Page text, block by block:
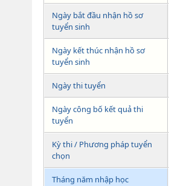
Ngày bắt đầu nhận hồ sơ
tuyển sinh
Ngày kết thúc nhận hồ sơ
tuyển sinh
Ngày thi tuyển
Ngày công bố kết quả thi
tuyển
Kỳ thi / Phương pháp tuyển
chọn
Tháng năm nhập học